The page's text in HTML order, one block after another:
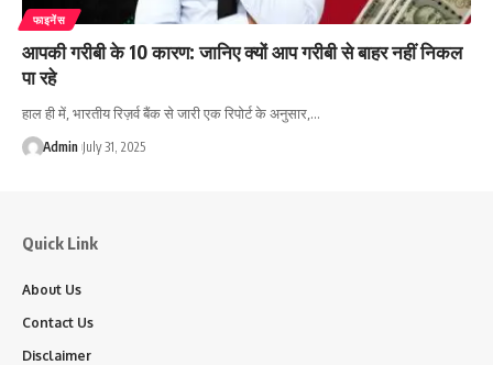
फाइनेंस
आपकी गरीबी के 10 कारण: जानिए क्यों आप गरीबी से बाहर नहीं निकल
पा रहे
हाल ही में, भारतीय रिज़र्व बैंक से जारी एक रिपोर्ट के अनुसार,…
Admin July 31, 2025
Quick Link
About Us
Contact Us
Disclaimer